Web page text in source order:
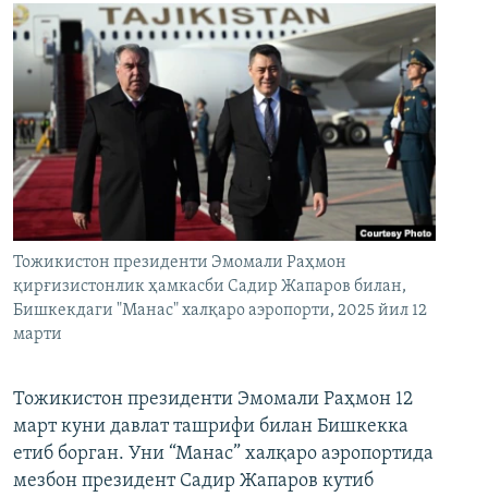
Тожикистон президенти Эмомали Раҳмон
қирғизистонлик ҳамкасби Садир Жапаров билан,
Бишкекдаги "Манас" халқаро аэропорти, 2025 йил 12
марти
Тожикистон президенти Эмомали Раҳмон 12
март куни давлат ташрифи билан Бишкекка
етиб борган. Уни “Манас” халқаро аэропортида
мезбон президент Садир Жапаров кутиб